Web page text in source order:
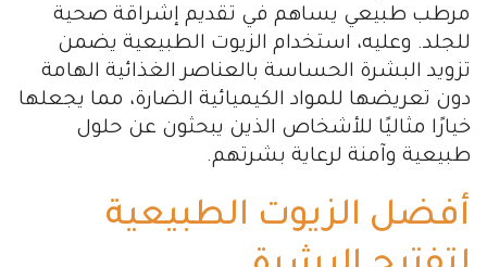
مرطب طبيعي يساهم في تقديم إشراقة صحية
للجلد. وعليه، استخدام الزيوت الطبيعية يضمن
تزويد البشرة الحساسة بالعناصر الغذائية الهامة
دون تعريضها للمواد الكيميائية الضارة، مما يجعلها
خيارًا مثاليًا للأشخاص الذين يبحثون عن حلول
طبيعية وآمنة لرعاية بشرتهم.
أفضل الزيوت الطبيعية